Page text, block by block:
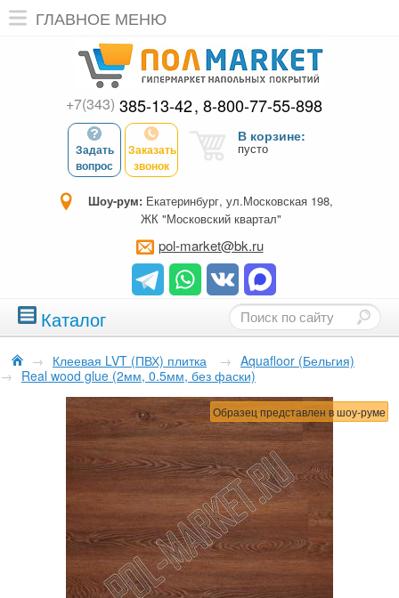
ГЛАВНОЕ МЕНЮ
+7(343) 385-13-42 8-800-77-55-898
Задать
вопрос
Заказать
звонок
В корзине:
пусто
Шоу-рум: Екатеринбург, ул.Московская 198,
ЖК "Московский квартал"
pol-market@bk.ru
Каталог
→ Клеевая LVT (ПВХ) плитка → Aquafloor (Бельгия)
→ Real wood glue (2мм, 0.5мм, без фаски)
Образец представлен в шоу-руме